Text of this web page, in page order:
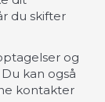
du skifter
og
kan også
kontakter